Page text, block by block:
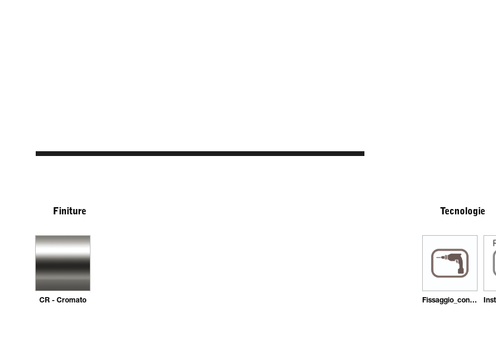
Finiture
CR - Cromato
Tecnologie
Fissaggio_con_tasselli